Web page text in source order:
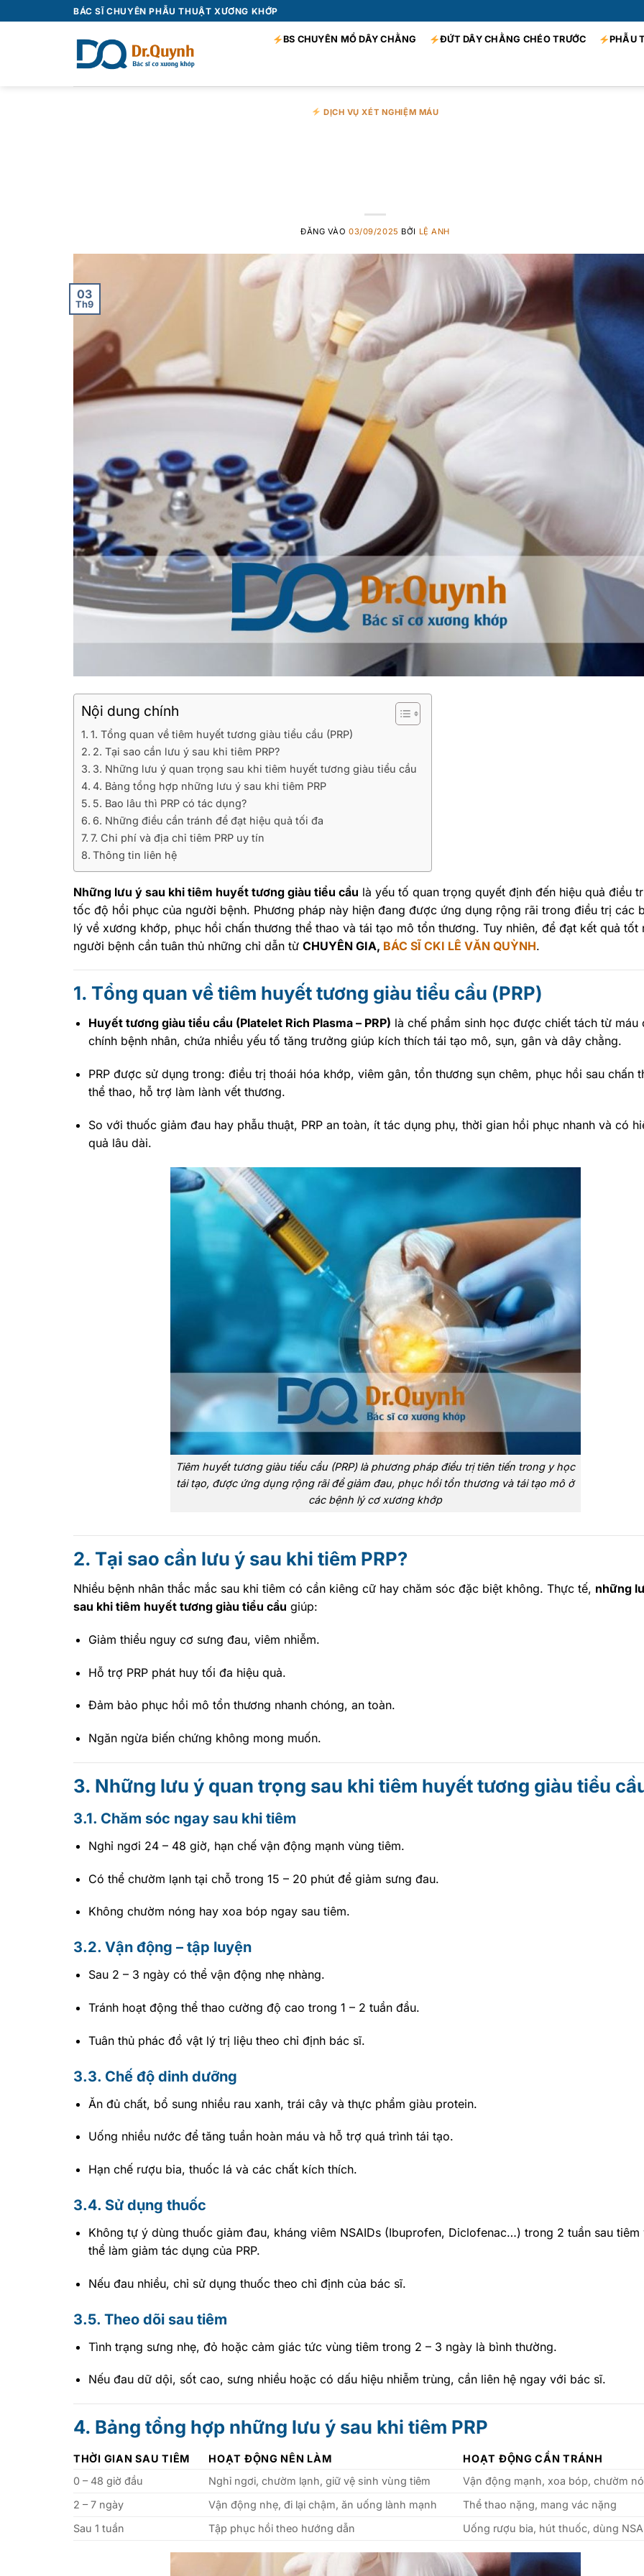
qua
BÁC SĨ CHUYÊN PHẪU THUẬT XƯƠNG KHỚP
BS CHUYÊN MỔ DÂY CHẰNG ĐỨT DÂY CHẰNG CHÉO TRƯỚC PHẪU
DỊCH VỤ XÉT NGHIỆM MÁU
ĐĂNG VÀO03/09/2025 BỞI LỆ ANH
03
Th9
Nội dung chính
1. Tổng quan về tiêm huyết tương giàu tiểu cầu (PRP)
2. Tại sao cần lưu ý sau khi tiêm PRP?
3. Những lưu ý quan trọng sau khi tiêm huyết tương giàu tiểu cầu
4. Bảng tổng hợp những lưu ý sau khi tiêm PRP
5. Bao lâu thì PRP có tác dụng?
6. Những điều cần tránh để đạt hiệu quả tối đa
7. Chi phí và địa chỉ tiêm PRP uy tín
Thông tin liên hệ
Những lưu ý sau khi tiêm huyết tương giàu tiểu cầu là yếu tố quan trọng quyết định đến hiệu quả điều
tốc độ hồi phục của người bệnh. Phương pháp này hiện đang được ứng dụng rộng rãi trong điều trị các
lý về xương khớp, phục hồi chấn thương thể thao và tái tạo mô tổn thương. Tuy nhiên, để đạt kết quả tốt
người bệnh cần tuân thủ những chỉ dẫn từ CHUYÊN GIA, BÁC SĨ CKI LÊ VĂN QUỲNH.
1. Tổng quan về tiêm huyết tương giàu tiểu cầu (PRP)
Huyết tương giàu tiểu cầu (Platelet Rich Plasma – PRP) là chế phẩm sinh học được chiết tách từ máu
chính bệnh nhân, chứa nhiều yếu tố tăng trưởng giúp kích thích tái tạo mô, sụn, gân và dây chằng.
PRP được sử dụng trong: điều trị thoái hóa khớp, viêm gân, tổn thương sụn chêm, phục hồi sau chấn
thể thao, hỗ trợ làm lành vết thương.
So với thuốc giảm đau hay phẫu thuật, PRP an toàn, ít tác dụng phụ, thời gian hồi phục nhanh và có
quả lâu dài.
Tiêm huyết tương giàu tiểu cầu (PRP) là phương pháp điều trị tiên tiến trong y học
tái tạo, được ứng dụng rộng rãi để giảm đau, phục hồi tổn thương và tái tạo mô ở
các bệnh lý cơ xương khớp
2. Tại sao cần lưu ý sau khi tiêm PRP?
Nhiều bệnh nhân thắc mắc sau khi tiêm có cần kiêng cữ hay chăm sóc đặc biệt không. Thực tế, những
sau khi tiêm huyết tương giàu tiểu cầu giúp:
Giảm thiểu nguy cơ sưng đau, viêm nhiễm.
Hỗ trợ PRP phát huy tối đa hiệu quả.
Đảm bảo phục hồi mô tổn thương nhanh chóng, an toàn.
Ngăn ngừa biến chứng không mong muốn.
3. Những lưu ý quan trọng sau khi tiêm huyết tương giàu tiểu
3.1. Chăm sóc ngay sau khi tiêm
Nghỉ ngơi 24 – 48 giờ, hạn chế vận động mạnh vùng tiêm.
Có thể chườm lạnh tại chỗ trong 15 – 20 phút để giảm sưng đau.
Không chườm nóng hay xoa bóp ngay sau tiêm.
3.2. Vận động – tập luyện
Sau 2 – 3 ngày có thể vận động nhẹ nhàng.
Tránh hoạt động thể thao cường độ cao trong 1 – 2 tuần đầu.
Tuân thủ phác đồ vật lý trị liệu theo chỉ định bác sĩ.
3.3. Chế độ dinh dưỡng
Ăn đủ chất, bổ sung nhiều rau xanh, trái cây và thực phẩm giàu protein.
Uống nhiều nước để tăng tuần hoàn máu và hỗ trợ quá trình tái tạo.
Hạn chế rượu bia, thuốc lá và các chất kích thích.
3.4. Sử dụng thuốc
Không tự ý dùng thuốc giảm đau, kháng viêm NSAIDs (Ibuprofen, Diclofenac…) trong 2 tuần sau tiêm
thể làm giảm tác dụng của PRP.
Nếu đau nhiều, chỉ sử dụng thuốc theo chỉ định của bác sĩ.
3.5. Theo dõi sau tiêm
Tình trạng sưng nhẹ, đỏ hoặc cảm giác tức vùng tiêm trong 2 – 3 ngày là bình thường.
Nếu đau dữ dội, sốt cao, sưng nhiều hoặc có dấu hiệu nhiễm trùng, cần liên hệ ngay với bác sĩ.
4. Bảng tổng hợp những lưu ý sau khi tiêm PRP
THỜI GIAN SAU TIÊM HOẠT ĐỘNG NÊN LÀM
HOẠT ĐỘNG CẦN TRÁNH
0 – 48 giờ đầu
Nghỉ ngơi, chườm lạnh, giữ vệ sinh vùng tiêm
Vận động mạnh, xoa bóp, chườm
2 – 7 ngày
Vận động nhẹ, đi lại chậm, ăn uống lành mạnh
Thể thao nặng, mang vác nặng
Sau 1 tuần
Tập phục hồi theo hướng dẫn Uống rượu bia, hút thuốc, dùng